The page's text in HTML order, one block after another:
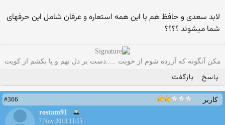
لابد سعدی و حافظ هم با این همه استعاره و عرفان شامل این حرفهای
شما میشوند ؟؟؟؟
مکن آنگونه که آزرده شوم از خویت .....دست بر دل نهم و پا بکشم از کویت
پاسخ بازگفت
کاربر
#366
rostam91
7 Nov 2013 11:15